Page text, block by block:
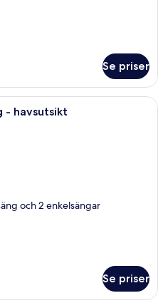
Se priser
En balkong med utsikt över en
- havsutsikt
och 2 enkelsängar
Se priser